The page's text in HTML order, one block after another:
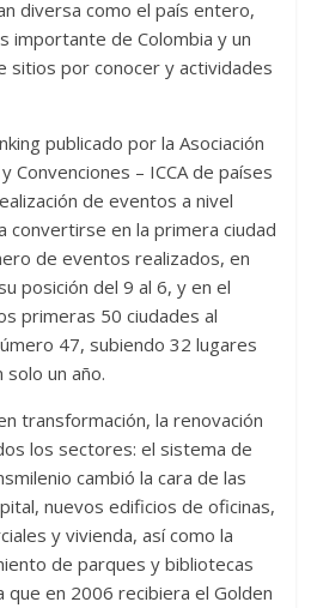
diversa como el país entero,
importante de Colombia y un
sitios por conocer y actividades
publicado por la Asociación
Convenciones – ICCA de países
de eventos a nivel
convertirse en la primera ciudad
de eventos realizados, en
posición del 9 al 6, y en el
primeras 50 ciudades al
47, subiendo 32 lugares
solo un año.
transformación, la renovación
los sectores: el sistema de
cambió la cara de las
nuevos edificios de oficinas,
y vivienda, así como la
de parques y bibliotecas
en 2006 recibiera el Golden